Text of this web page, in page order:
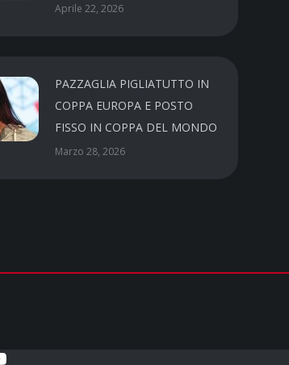
Aprile 22, 2026
PAZZAGLIA PIGLIATUTTO IN
COPPA EUROPA E POSTO
FISSO IN COPPA DEL MONDO
Marzo 28, 2026